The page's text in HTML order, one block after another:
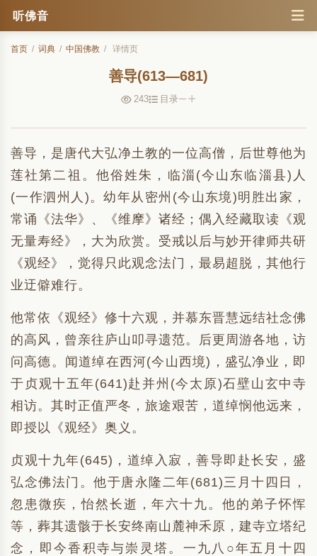
听佛音
首页 / 词典 / 中国佛教 / 详情页
善导(613—681)
243 目录
善导，是唐代大弘净土教的一位高僧，后世尊他为
莲社第二祖。他俗姓朱，临淄(今山东临淄县)人
(一作泗州人)。幼年从密州(今山东境)明胜出家，
常诵《法华》、《维摩》诸经；偶入经藏取读《观
无量寿经》，大为欣赏。受戒以后与妙开律师共研
《观经》，觉得只此观念法门，最易超脱，其他行
业迂僻难行。
他常依《观经》修十六观，并慕东晋慧远结社念佛
的高风，曾亲往庐山叩寻遗范。后更周游各地，访
问高德。闻道绰在西河(今山西境)，盛弘净业，即
于贞观十五年(641)赴并州(今太原)石壁山玄中寺
相访。其时正值严冬，旅途艰苦，道绰悯他远来，
即授以《观经》奥义。
贞观十九年(645)，道绰入寂，善导即赴长安，盛
弘念佛法门。他于唐永隆二年(681)三月十四日，
忽患微疾，怡然长逝，年六十九。他的弟子怀恽
等，葬其遗骸于长安终南山麓神禾原，建寺立塔纪
念，即今香积寺与崇灵塔。一九八○年五月十四